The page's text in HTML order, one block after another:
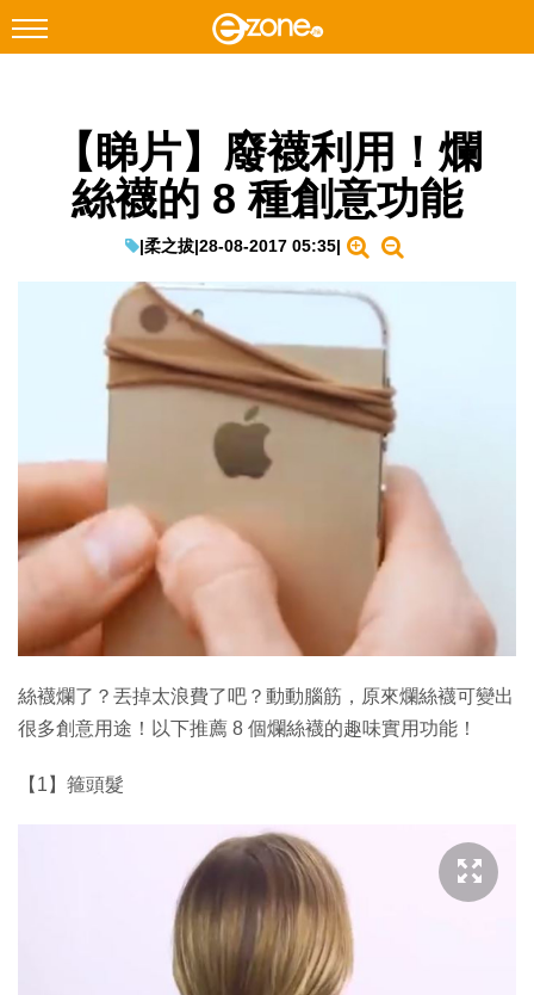
Facebook Instagram
科技焦點
遊戲動漫
生成式AI與雲端應用
Enterprise Digital Transformation
特集
【睇片】廢襪利用！爛
絲襪的 8 種創意功能
|柔之拔|28-08-2017 05:35|
絲襪爛了？丟掉太浪費了吧？動動腦筋，原來爛絲襪可變出
很多創意用途！以下推薦 8 個爛絲襪的趣味實用功能！
【1】箍頭髮